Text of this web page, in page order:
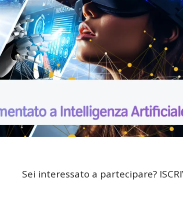
Sei interessato a partecipare?